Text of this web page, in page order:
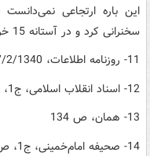
این باره ارتجاعی
سخنرانی کرد و در آستانه‌ 15 خرداد دستگیر شد.
11- روزنامه‌ اطلاعات، 27/2/1340 و 21/11/1340
12- اسناد انقلاب اسلامی، ج1، ص 26
13- همان، ص 134
14- صحیفه‌ امام‌خمینی، ج1، ص 149